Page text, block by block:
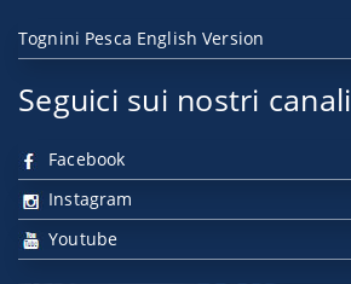
Tognini Pesca English Version
Seguici sui nostri canali
Facebook
Instagram
Youtube